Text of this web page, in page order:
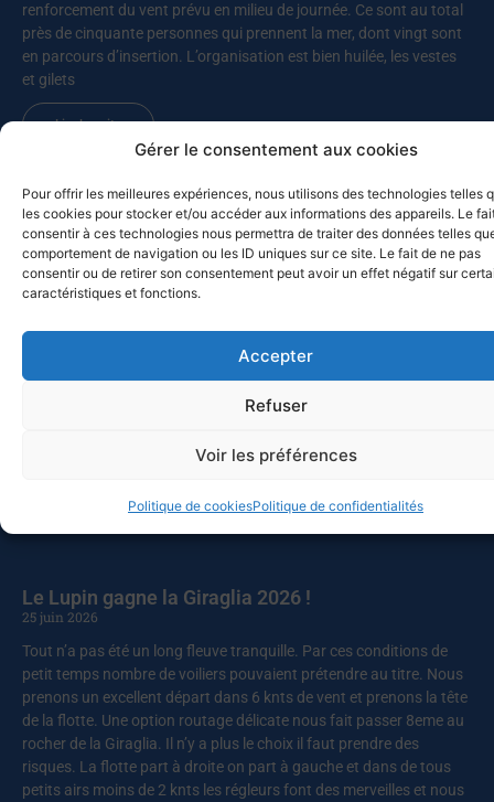
Gérer le consentement aux cookies
Pour offrir les meilleures expériences, nous utilisons des technologies telles
les cookies pour stocker et/ou accéder aux informations des appareils. Le
consentir à ces technologies nous permettra de traiter des données telles
comportement de navigation ou les ID uniques sur ce site. Le fait de ne pas
consentir ou de retirer son consentement peut avoir un effet négatif sur
caractéristiques et fonctions.
Accepter
Refuser
Voir les préférences
Politique de cookiesPolitique de confidentialités
renforcement du vent prévu en milieu de journée. Ce sont au total
près de cinquante personnes qui prennent la mer, dont vingt sont
en parcours d’insertion. L’organisation est bien huilée, les vestes
et gilets
Lire la suite
MED-SOL-26 – Retour au port
10 juillet 2026
Les bateaux participants à la Croisière du solstice 2026 de retour
à Toulon ? Pas vraiment, puisque deux d’entre eux, Chesapeake et
Mahon pour Alghero (Sardaigne), avant de revenir vers
Castesardo et de rentrer par la Corse, alors que Celtic Legend a
poursuivre vers la Sicile. Ce sont cette année quatorze bateaux qui
l’abandon de deux autres pour raisons
Le Lupin gagne la Giraglia 2026 !
25 juin 2026
Tout n’a pas été un long fleuve tranquille. Par ces conditions de
petit temps nombre de voiliers pouvaient prétendre au titre. Nous
prenons un excellent départ dans 6 knts de vent et prenons la tête
de la flotte. Une option routage délicate nous fait passer 8eme au
rocher de la Giraglia. Il n’y a plus le choix il faut prendre des
risques. La flotte part à droite on part à gauche et dans de tous
petits airs moins de 2 knts les régleurs font des merveilles et nous